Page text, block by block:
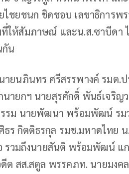
ชยชนก ชิดชอบ เลขาธิการพ
ให้สัมภาษณ์ และน.ส.ซาบีดา
กัน
ยนภินทร ศรีสรรพางค์ รมต.ป
ายกฯ นายสุรศักดิ์ พันธ์เจริญว
รม นายพัฒนา พร้อมพัฒน์ รม
ร กิตติธรกุล รมช.มหาดไทย
รวมถึงนายสันติ พร้อมพัฒน์ แ
ต สส.สตูล พรรคภท. นายมง